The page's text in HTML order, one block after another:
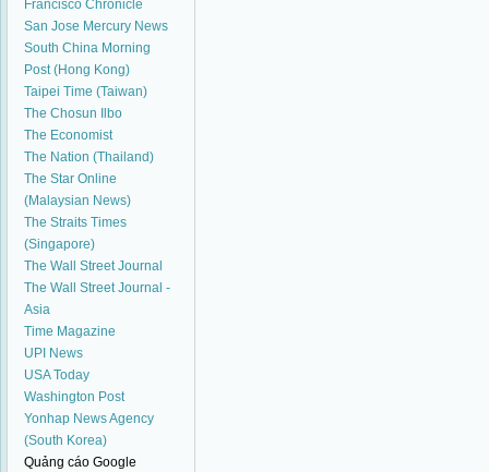
Francisco Chronicle
San Jose Mercury News
South China Morning
Post (Hong Kong)
Taipei Time (Taiwan)
The Chosun Ilbo
The Economist
The Nation (Thailand)
The Star Online
(Malaysian News)
The Straits Times
(Singapore)
The Wall Street Journal
The Wall Street Journal -
Asia
Time Magazine
UPI News
USA Today
Washington Post
Yonhap News Agency
(South Korea)
Quảng cáo Google